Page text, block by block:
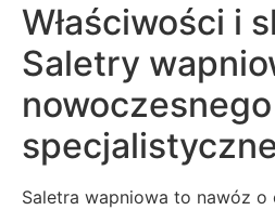
Właściwości i
Saletry
Saletra wapniowa to nawóz o